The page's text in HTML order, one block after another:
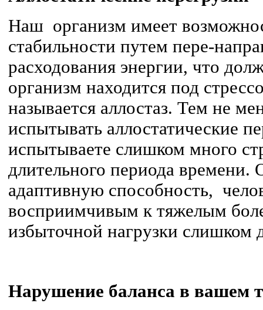
Наш организм имеет
стабильности путем пере-
расходования энергии, что
организм находится под
называется аллостаз. Тем не
испытывать аллостатические
испытываете слишком много
длительного периода времени.
адаптивную способность,
восприимчивым к тяжелым
избыточной нагрузки слишком
Нарушение баланса в вашем